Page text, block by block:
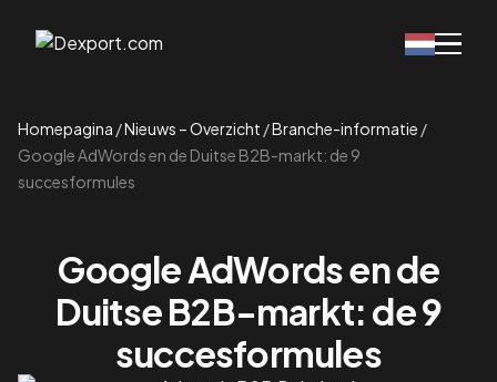
Homepagina /Nieuws – Overzicht /Branche-informatie /
Google AdWords en de Duitse B2B-markt: de 9
succesformules
Google AdWords en de
Duitse B2B-markt: de 9
succesformules